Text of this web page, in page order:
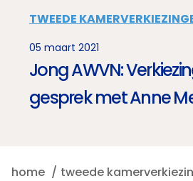
TWEEDE
05 maart 2021
Jong AWVN:
gesprek met Anne
home
tweede